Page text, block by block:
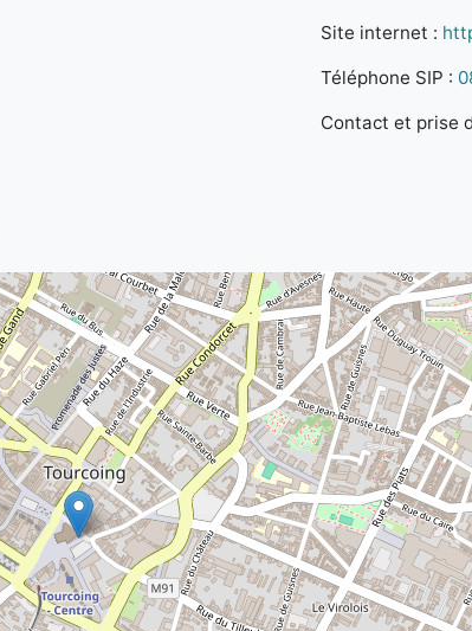
Site internet :
Téléphone SIP :
Contact et prise